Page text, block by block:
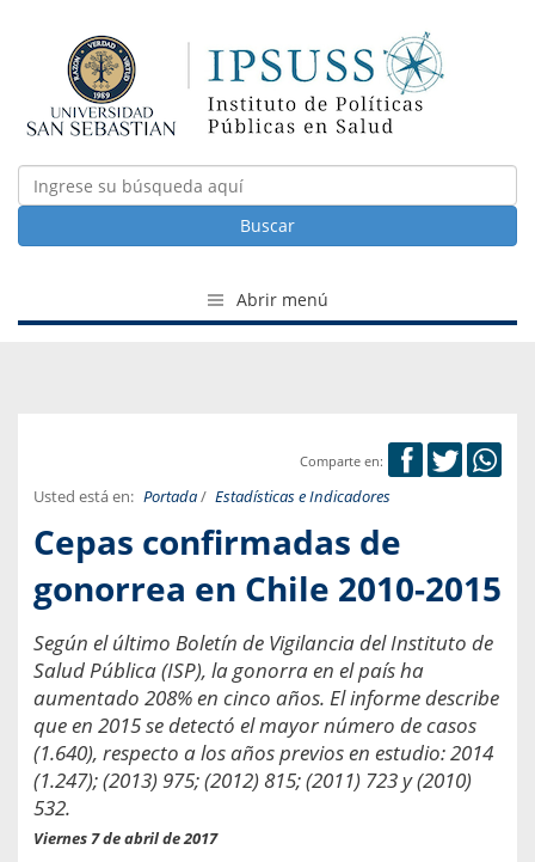
Buscar
Abrir menú
Comparte en:
Usted está en: Portada/ Estadísticas e Indicadores
Cepas confirmadas de
gonorrea en Chile 2010-2015
Según el último Boletín de Vigilancia del Instituto de
Salud Pública (ISP), la gonorra en el país ha
aumentado 208% en cinco años. El informe describe
que en 2015 se detectó el mayor número de casos
(1.640), respecto a los años previos en estudio: 2014
(1.247); (2013) 975; (2012) 815; (2011) 723 y (2010)
532.
Viernes 7 de abril de 2017